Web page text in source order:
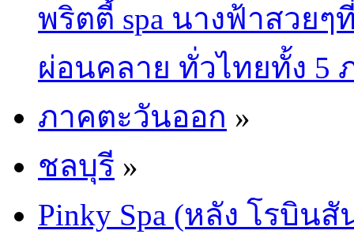
พริตตี้ spa นางฟ้าสวย
ผ่อนคลาย ทั่วไทยทั้ง 5
ภาคตะวันออก »
ชลบุรี »
Pinky Spa (หลัง โรบิน